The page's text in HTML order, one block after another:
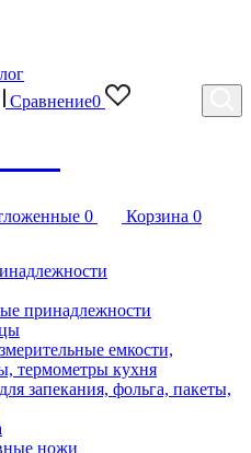
Сравнение0
0 Корзина 0
принадлежности
емкости,
термометры кухня
запекания, фольга, пакеты,
ножи